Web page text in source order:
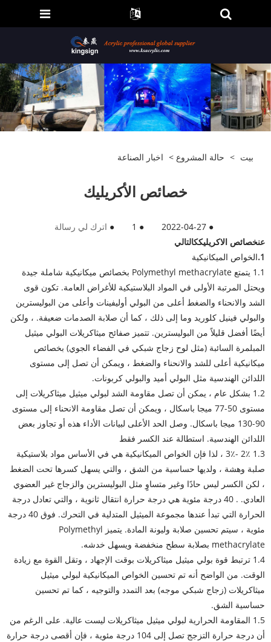
بيت > حالة المشروع > اخبار الصناعة
خصائص الأكريليك
●
2022-04-27
●
1
● اترك لي رسالة
عنخصائص الاكريليككالتالي
1. الخواص الميكانيكية
1.1 يتمتع Polymethyl methacrylate بخصائص ميكانيكية شاملة جيدة
ويحتل المرتبة الأولى في المواد البلاستيكية للأغراض العامة. تكون قوى
الشد والانحناء والضغط أعلى من البولي أوليفينات وأعلى من البوليسترين
والبولي فينيل كلوريد وما إلى ذلك ، كما أن صلابة الصدمات ضعيفة. ، ولكن
أيضًا أفضل قليلاً من البوليسترين. تتميز صفائح ميثاكريلات البولي ميثيل
المبلمرة السائبة (مثل لوح زجاج شبكي في الفضاء الجوي) بخصائص
ميكانيكية أعلى للشد والانحناء والضغط ، ويمكن أن تصل إلى مستوى
اللدائن الهندسية مثل البولي أميد والبولي كربونات.
1.2 بشكل عام ، يمكن أن تصل مقاومة الشد لبولي ميثيل ميثاكريلات إلى
مستوى 50-77 ميجا باسكال ، ويمكن أن تصل مقاومة الانحناء إلى مستوى
90-130 ميجا باسكال. وصل الحد الأعلى لبيانات الأداء هذه أو تجاوز بعض
اللدائن الهندسية. استطالة عند الكسر فقط
1.3 2٪ -3٪ ، لذا فإن الخواص الميكانيكية هي في الأساس مواد بلاستيكية
صلبة وهشة ، ولديها حساسية من الشق ، والتي يسهل كسرها تحت الضغط
، لكن الكسر ليس حادًا وغير متساوٍ مثل البوليسترين والزجاج غير العضوي
العادي. . 40 درجة مئوية هي درجة حرارة انتقال ثانوية ، والتي تعادل درجة
الحرارة التي تبدأ عندها مجموعة الميثيل المتدلية في التحرك. فوق 40 درجة
مئوية ، سيتم تحسين صلابة وليونة المادة. يتميز Polymethyl
methacrylate بصلابة سطح منخفضة ويسهل خدشه.
1.4 ترتبط قوة بولي ميثيل ميثاكريلات بوقت الإجهاد ، وتقل القوة مع زيادة
الوقت. من الواضح أنه تم تحسين الخواص الميكانيكية لبولي ميثيل
ميثاكريلات (زجاج شبكي موجه) بعد التمدد والتوجيه ، كما تم تحسين
حساسية الشق.
1.5 المقاومة الحرارية لبولي ميثيل ميثاكريلات ليست عالية. على الرغم من
أن درجة حرارة التزجج تصل إلى 104 درجة مئوية ، فإن أقصى درجة حرارة